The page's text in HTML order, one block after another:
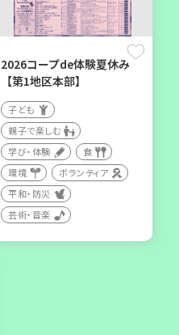
い場で憩いのひとときを
（第4木曜日に開催）
カフェ・つどい場
2026コープde体験夏休み
【第1地区本部】
子ども
親子で楽しむ
学び・体験
食
環境
ボランティア
平和・防災
芸術・音楽